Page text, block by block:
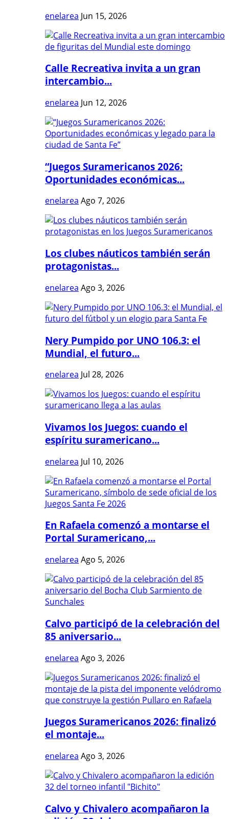
enelarea Jun 15, 2026
Calle Recreativa invita a un gran
intercambio...
enelarea Jun 12, 2026
“Juegos Suramericanos 2026:
Oportunidades económicas...
enelarea Ago 7, 2026
Los clubes náuticos también serán
protagonistas...
enelarea Ago 3, 2026
Nery Pumpido por UNO 106.3: el
Mundial, el futuro...
enelarea Jul 28, 2026
Vivamos los Juegos: cuando el
espíritu suramericano...
enelarea Jul 10, 2026
En Rafaela comenzó a montarse el
Portal Suramericano,...
enelarea Ago 5, 2026
Calvo participó de la celebración del
85 aniversario...
enelarea Ago 3, 2026
Juegos Suramericanos 2026: finalizó
el montaje...
enelarea Ago 3, 2026
Calvo y Chivalero acompañaron la